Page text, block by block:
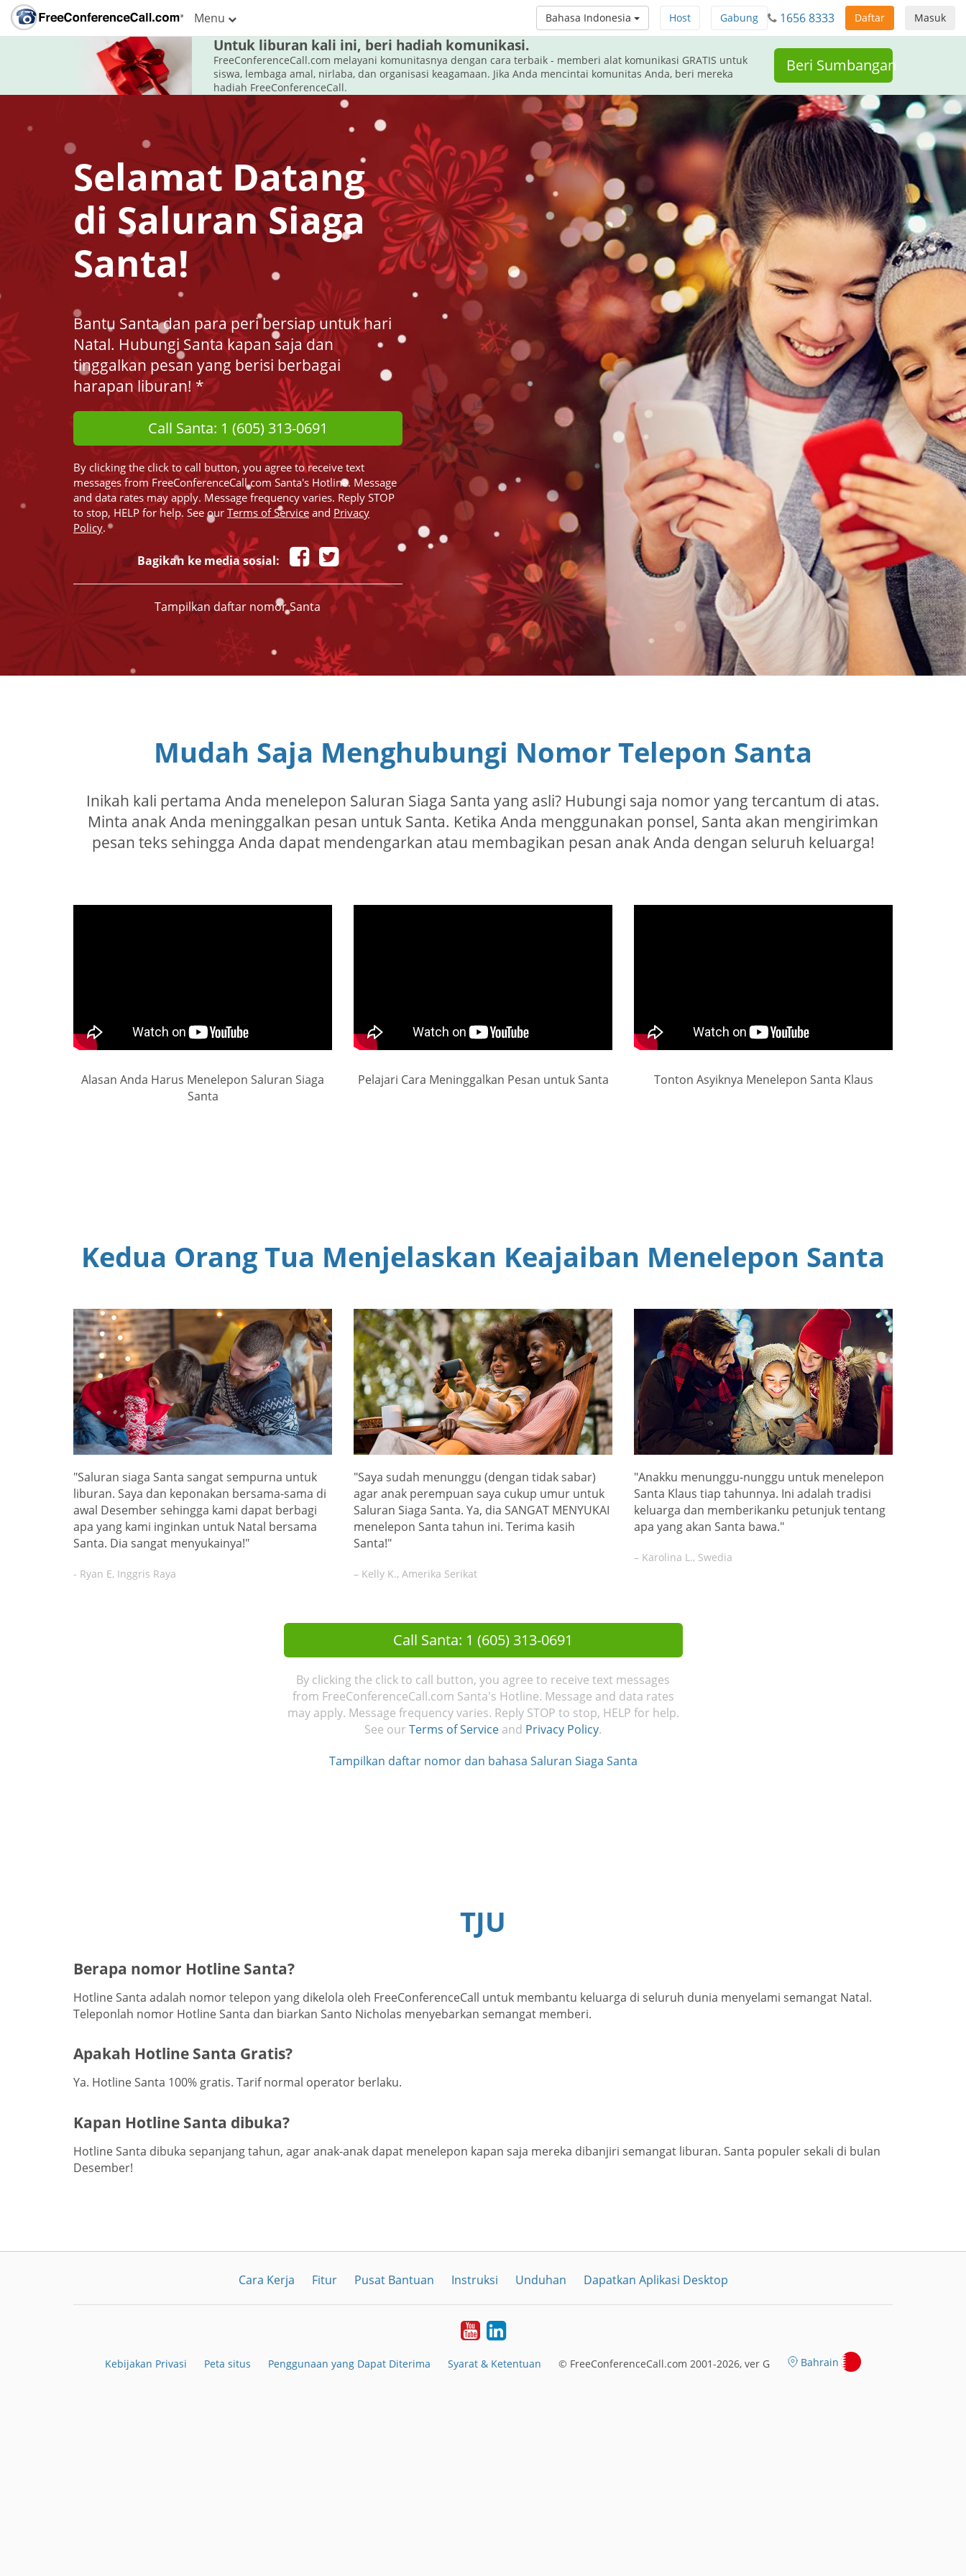
Menu Masuk
Daftar
1656 8333
Gabung
Host
Bahasa Indonesia
Untuk liburan kali ini, beri hadiah komunikasi.
FreeConferenceCall.com melayani komunitasnya dengan cara terbaik - memberi alat komunikasi GRATIS untuk
siswa, lembaga amal, nirlaba, dan organisasi keagamaan. Jika Anda mencintai komunitas Anda, beri mereka
hadiah FreeConferenceCall.
Beri Sumbangan
Selamat Datang
di Saluran Siaga
Santa!
Bantu Santa dan para peri bersiap untuk hari
Natal. Hubungi Santa kapan saja dan
tinggalkan pesan yang berisi berbagai
harapan liburan! *
Call Santa: 1 (605) 313-0691
By clicking the click to call button, you agree to receive text
messages from FreeConferenceCall.com Santa's Hotline. Message
and data rates may apply. Message frequency varies. Reply STOP
to stop, HELP for help. See our Terms of Service and Privacy
Policy.
Bagikan ke media sosial:
Tampilkan daftar nomor Santa
Mudah Saja Menghubungi Nomor Telepon Santa
Inikah kali pertama Anda menelepon Saluran Siaga Santa yang asli? Hubungi saja nomor yang tercantum di atas.
Minta anak Anda meninggalkan pesan untuk Santa. Ketika Anda menggunakan ponsel, Santa akan mengirimkan
pesan teks sehingga Anda dapat mendengarkan atau membagikan pesan anak Anda dengan seluruh keluarga!
Alasan Anda Harus Menelepon Saluran Siaga
Santa
Pelajari Cara Meninggalkan Pesan untuk Santa Tonton Asyiknya Menelepon Santa Klaus
Kedua Orang Tua Menjelaskan Keajaiban Menelepon Santa
"Saluran siaga Santa sangat sempurna untuk
liburan. Saya dan keponakan bersama-sama di
awal Desember sehingga kami dapat berbagi
apa yang kami inginkan untuk Natal bersama
Santa. Dia sangat menyukainya!"
- Ryan E, Inggris Raya
"Saya sudah menunggu (dengan tidak sabar)
agar anak perempuan saya cukup umur untuk
Saluran Siaga Santa. Ya, dia SANGAT MENYUKAI
menelepon Santa tahun ini. Terima kasih
Santa!"
– Kelly K., Amerika Serikat
"Anakku menunggu-nunggu untuk menelepon
Santa Klaus tiap tahunnya. Ini adalah tradisi
keluarga dan memberikanku petunjuk tentang
apa yang akan Santa bawa."
– Karolina L., Swedia
Call Santa: 1 (605) 313-0691
By clicking the click to call button, you agree to receive text messages
from FreeConferenceCall.com Santa's Hotline. Message and data rates
may apply. Message frequency varies. Reply STOP to stop, HELP for help.
See our Terms of Service and Privacy Policy.
Tampilkan daftar nomor dan bahasa Saluran Siaga Santa
TJU
Berapa nomor Hotline Santa?
Hotline Santa adalah nomor telepon yang dikelola oleh FreeConferenceCall untuk membantu keluarga di seluruh dunia menyelami semangat Natal.
Teleponlah nomor Hotline Santa dan biarkan Santo Nicholas menyebarkan semangat memberi.
Apakah Hotline Santa Gratis?
Ya. Hotline Santa 100% gratis. Tarif normal operator berlaku.
Kapan Hotline Santa dibuka?
Hotline Santa dibuka sepanjang tahun, agar anak-anak dapat menelepon kapan saja mereka dibanjiri semangat liburan. Santa populer sekali di bulan
Desember!
Cara Kerja Fitur Pusat Bantuan Instruksi Unduhan Dapatkan Aplikasi Desktop
YouTubeLinkedIn
Kebijakan Privasi Peta situs Penggunaan yang Dapat Diterima Syarat & Ketentuan © FreeConferenceCall.com 2001-2026, ver G Bahrain